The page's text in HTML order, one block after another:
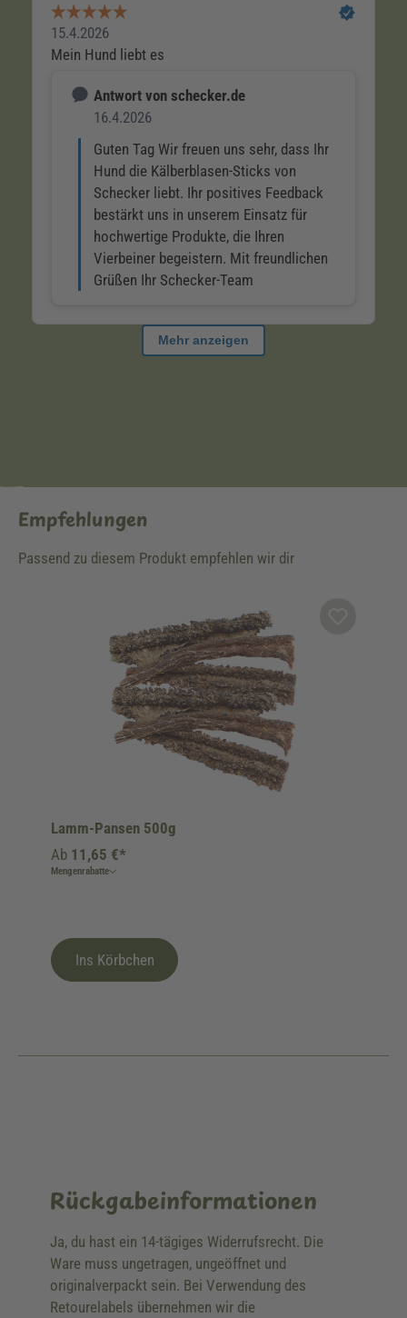
Empfehlungen
Passend zu diesem Produkt empfehlen wir dir
Lamm-Pansen 500g
Ab 11,65 €*
Mengenrabatte
Ins Körbchen
Rückgabeinformationen
Ja, du hast ein 14-tägiges Widerrufsrecht. Die
Ware muss ungetragen, ungeöffnet und
originalverpackt sein. Bei Verwendung des
Retourelabels übernehmen wir die